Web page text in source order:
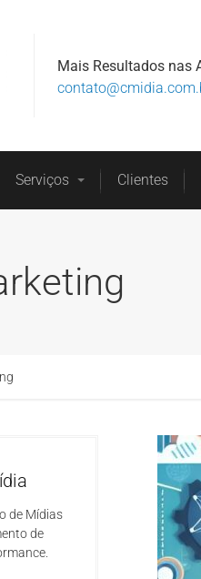
Mais Resultados nas
Serviços Clientes
de Mídias
de